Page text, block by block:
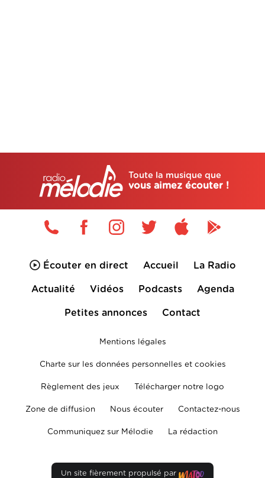
Toute la musique que
vous aimez écouter !
Écouter en direct Accueil La Radio
Actualité Vidéos Podcasts Agenda
Petites annonces Contact
Mentions légales
Charte sur les données personnelles et cookies
Règlement des jeux Télécharger notre logo
Zone de diffusion Nous écouter Contactez-nous
Communiquez sur Mélodie La rédaction
Un site fièrement propulsé par